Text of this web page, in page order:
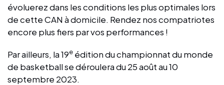
évoluerez dans les conditions les plus optimales lors
de cette CAN à domicile. Rendez nos compatriotes
encore plus fiers par vos performances !
Par ailleurs, la 19e édition du championnat du monde
de basketball se déroulera du 25 août au 10
septembre 2023.